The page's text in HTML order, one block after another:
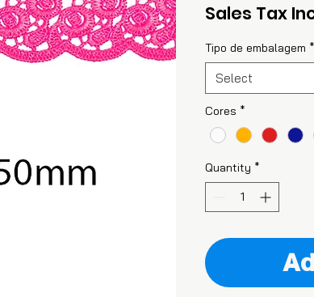
Sales Tax
Tipo de embalagem *
Select
Cores *
Quantity *